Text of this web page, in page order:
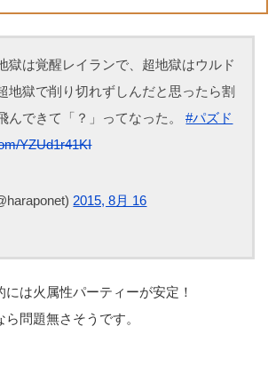
獄は覚醒レイランで、超地獄はウルド
地獄で削り切れずしんだと思ったら割
んできて「？」ってなった。#パズド
YZUd1r41KI
2015, 8月 16
には火属性パーティーが安定！
問題無さそうです。